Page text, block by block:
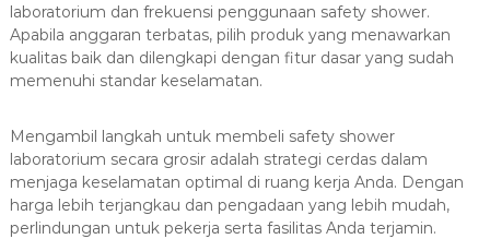
laboratorium dan frekuensi penggunaan safety shower.
Apabila anggaran terbatas, pilih produk yang menawarkan
kualitas baik dan dilengkapi dengan fitur dasar yang sudah
memenuhi standar keselamatan.
Mengambil langkah untuk membeli safety shower
laboratorium secara grosir adalah strategi cerdas dalam
menjaga keselamatan optimal di ruang kerja Anda. Dengan
harga lebih terjangkau dan pengadaan yang lebih mudah,
perlindungan untuk pekerja serta fasilitas Anda terjamin.